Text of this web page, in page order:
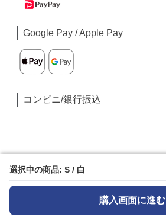
選択中の商品: S / 白
購入画面に進む
選択中の商品: S / 白
購入画面に進む
Google Pay / Apple Pay
コンビニ/銀行振込